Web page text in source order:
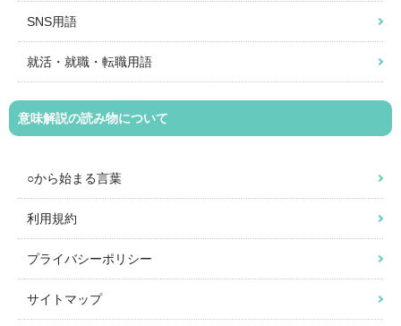
SNS用語
就活・就職・転職用語
意味解説の読み物について
○から始まる言葉
利用規約
プライバシーポリシー
サイトマップ